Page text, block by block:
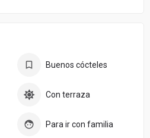
Buenos cócteles
Con terraza
Para ir con familia